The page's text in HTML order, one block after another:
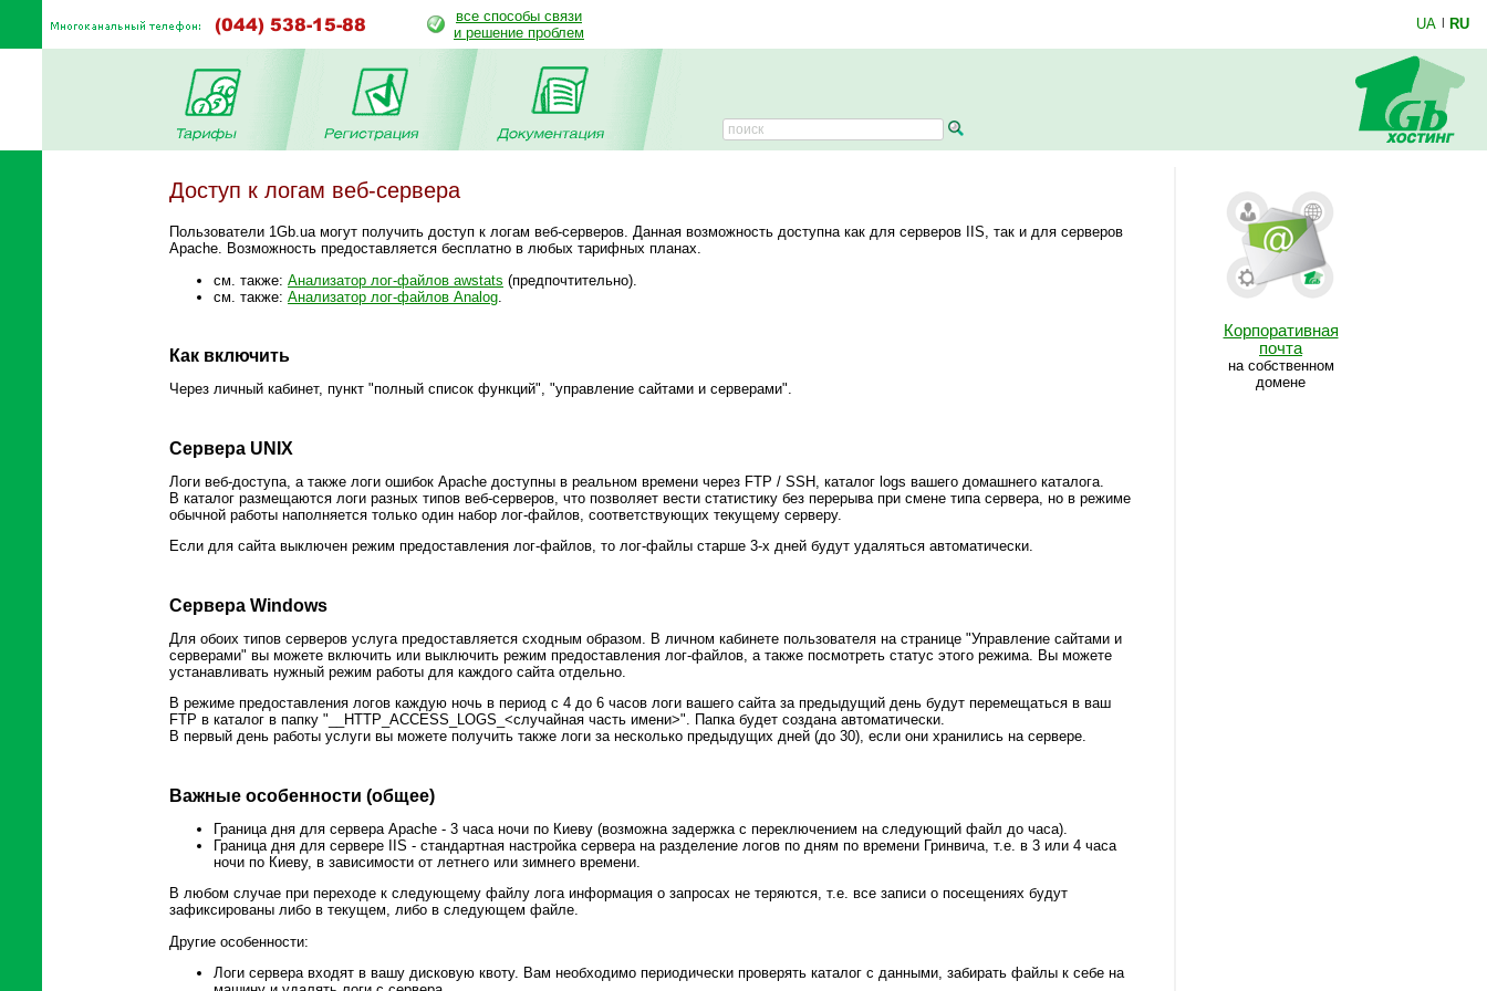
все способы связи
и решение проблем
UA | RU
Доступ к логам веб-сервера
Пользователи 1Gb.ua могут получить доступ к логам веб-серверов. Данная возможность доступна как для серверов IIS, так и для серверов
Apache. Возможность предоставляется бесплатно в любых тарифных планах.
см. также: Анализатор лог-файлов awstats (предпочтительно).
см. также: Анализатор лог-файлов Analog
Как включить
Через личный кабинет, пункт "полный список функций", "управление сайтами и серверами".
Сервера UNIX
Логи веб-доступа, а также логи ошибок Apache доступны в реальном времени через FTP / SSH, каталог logs вашего домашнего каталога.
В каталог размещаются логи разных типов веб-серверов, что позволяет вести статистику без перерыва при смене типа сервера, но в режиме
обычной работы наполняется только один набор лог-файлов, соответствующих текущему серверу.
Если для сайта выключен режим предоставления лог-файлов, то лог-файлы старше 3-х дней будут удаляться автоматически.
Сервера Windows
Для обоих типов серверов услуга предоставляется сходным образом. В личном кабинете пользователя на странице "Управление сайтами и
серверами" вы можете включить или выключить режим предоставления лог-файлов, а также посмотреть статус этого режима. Вы можете
устанавливать нужный режим работы для каждого сайта отдельно.
В режиме предоставления логов каждую ночь в период с 4 до 6 часов логи вашего сайта за предыдущий день будут перемещаться в ваш
FTP в каталог в папку "__HTTP_ACCESS_LOGS_<случайная часть имени>". Папка будет создана автоматически.
В первый день работы услуги вы можете получить также логи за несколько предыдущих дней (до 30), если они хранились на сервере.
Важные особенности (общее)
Граница дня для сервера Apache - 3 часа ночи по Киеву (возможна задержка с переключением на следующий файл до часа).
Граница дня для сервере IIS - стандартная настройка сервера на разделение логов по дням по времени Гринвича, т.е. в 3 или 4 часа
ночи по Киеву, в зависимости от летнего или зимнего времени.
В любом случае при переходе к следующему файлу лога информация о запросах не теряются, т.е. все записи о посещениях будут
зафиксированы либо в текущем, либо в следующем файле.
Другие особенности:
Логи сервера входят в вашу дисковую квоту. Вам необходимо периодически проверять каталог с данными, забирать файлы к себе на
Корпоративная
почта
на собственном
домене